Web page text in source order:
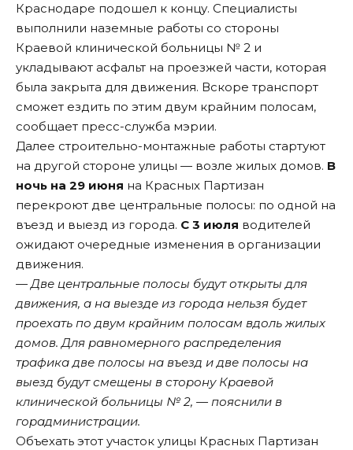
Краснодаре подошел к концу. Специалисты
выполнили наземные работы со стороны
Краевой клинической больницы № 2 и
укладывают асфальт на проезжей части, которая
была закрыта для движения. Вскоре транспорт
сможет ездить по этим двум крайним полосам,
сообщает пресс-служба мэрии.
Далее строительно-монтажные работы стартуют
на другой стороне улицы — возле жилых домов. В
ночь на 29 июня на Красных Партизан
перекроют две центральные полосы: по одной на
въезд и выезд из города. С 3 июля водителей
ожидают очередные изменения в организации
движения.
— Две центральные полосы будут открыты для
движения, а на выезде из города нельзя будет
проехать по двум крайним полосам вдоль жилых
домов. Для равномерного распределения
трафика две полосы на въезд и две полосы на
выезд будут смещены в сторону Краевой
клинической больницы № 2, — пояснили в
горадминистрации.
Объехать этот участок улицы Красных Партизан